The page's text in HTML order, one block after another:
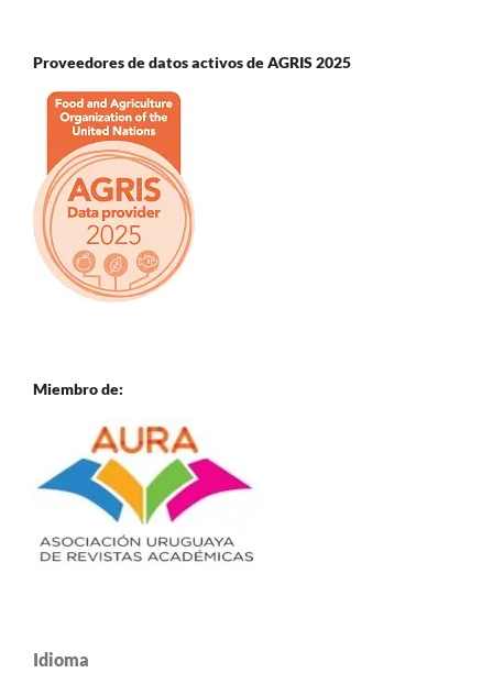
Proveedores de datos activos de AGRIS 2025
Miembro de:
Idioma